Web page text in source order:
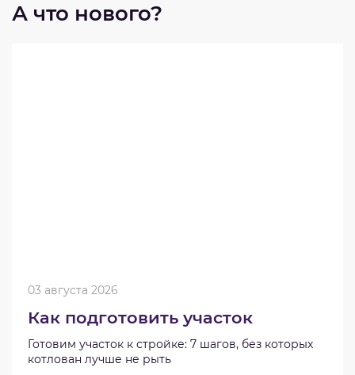
А что нового?
03 августа 2026
Как подготовить участок
Готовим участок к стройке: 7 шагов, без которых
котлован лучше не рыть